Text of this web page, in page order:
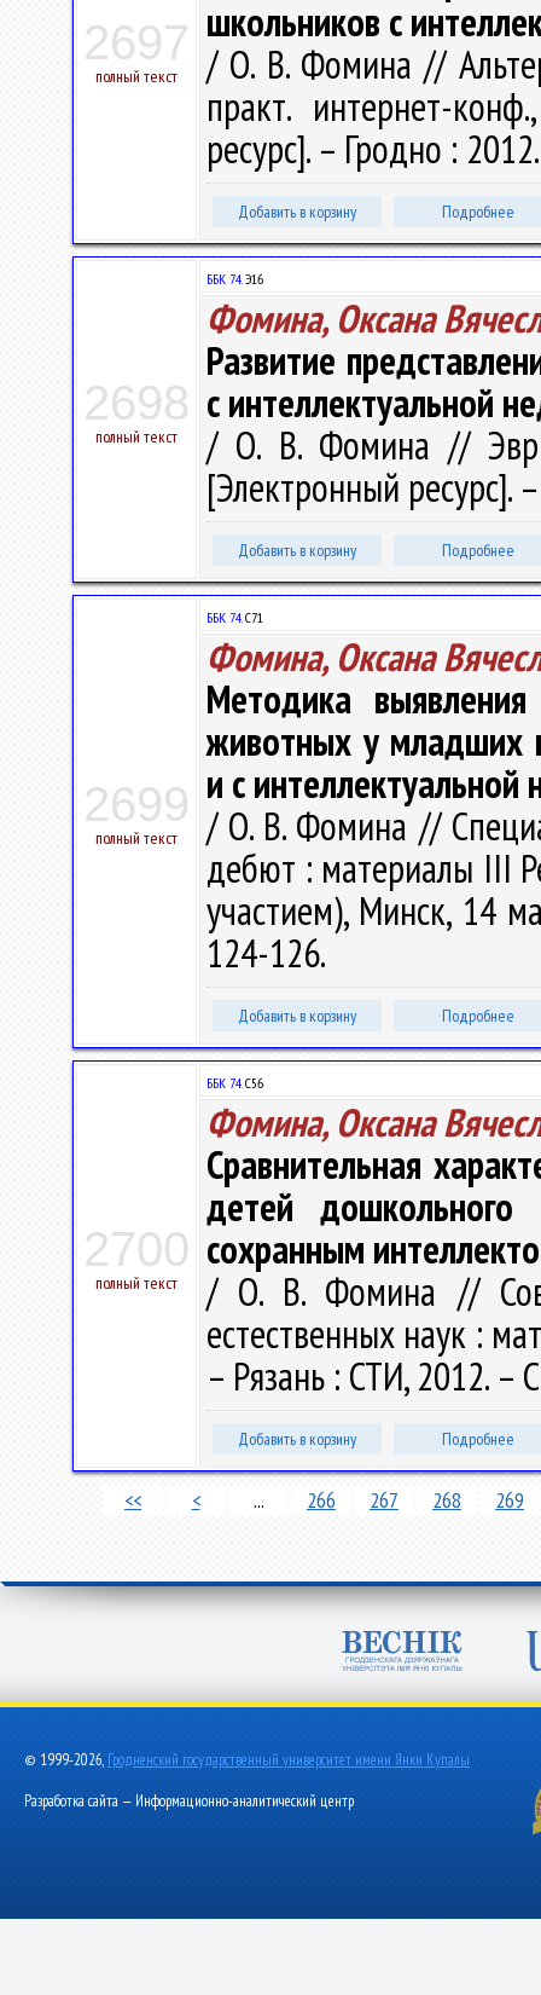
2697
полный текст
школьников с
/ О. В. Фомина //
практ. интернет-
ресурс]. – Гродно :
Добавить в корзину Подробнее
2698
полный текст
ББК 74.Э16
Фомина, Оксана
Развитие
с интеллектуальной
/ О. В. Фомина //
[Электронный ресурс].
Добавить в корзину Подробнее
2699
полный текст
ББК 74.С71
Фомина, Оксана
Методика
животных у младших
и с интеллектуальной
/ О. В. Фомина //
дебют : материалы III
участием), Минск, 14
124-126.
Добавить в корзину Подробнее
2700
полный текст
ББК 74.C56
Фомина, Оксана
Сравнительная
детей
сохранным
/ О. В. Фомина //
естественных наук :
– Рязань : СТИ, 2012. –
Добавить в корзину Подробнее
<< < ... 266 267 268 269
© 1999-2026, Гродненский государственный университет имени Янки Купалы
Разработка сайта — Информационно-аналитический центр